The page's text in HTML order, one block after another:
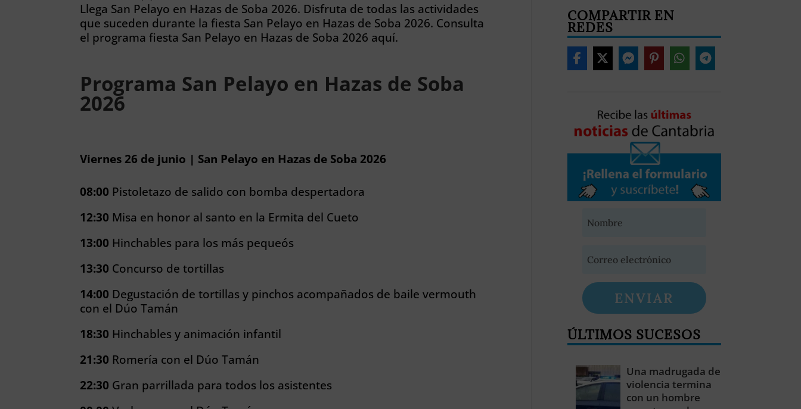
Llega San Pelayo en Hazas de Soba 2026. Disfruta de todas las actividades
que suceden durante la fiesta San Pelayo en Hazas de Soba 2026. Consulta
el programa fiesta San Pelayo en Hazas de Soba 2026 aquí.
Programa San Pelayo en Hazas de Soba
2026
Viernes 26 de junio | San Pelayo en Hazas de Soba 2026
08:00 Pistoletazo de salido con bomba despertadora
12:30 Misa en honor al santo en la Ermita del Cueto
13:00 Hinchables para los más pequeós
13:30 Concurso de tortillas
14:00 Degustación de tortillas y pinchos acompañados de baile vermouth
con el Dúo Tamán
18:30 Hinchables y animación infantil
21:30 Romería con el Dúo Tamán
22:30 Gran parrillada para todos los asistentes
COMPARTIR EN
REDES
ENVIAR
ÚLTIMOS SUCESOS
Una madrugada de
violencia termina
con un hombre